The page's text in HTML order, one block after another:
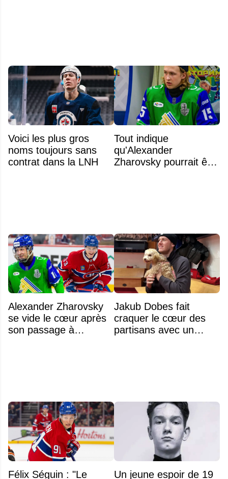
Voici les plus gros
noms toujours sans
contrat dans la LNH
Tout indique
qu'Alexander
Zharovsky pourrait être
Alexander Zharovsky
se vide le cœur après
son passage à
Jakub Dobes fait
craquer le cœur des
partisans avec un
Félix Séguin : "Le Un jeune espoir de 19